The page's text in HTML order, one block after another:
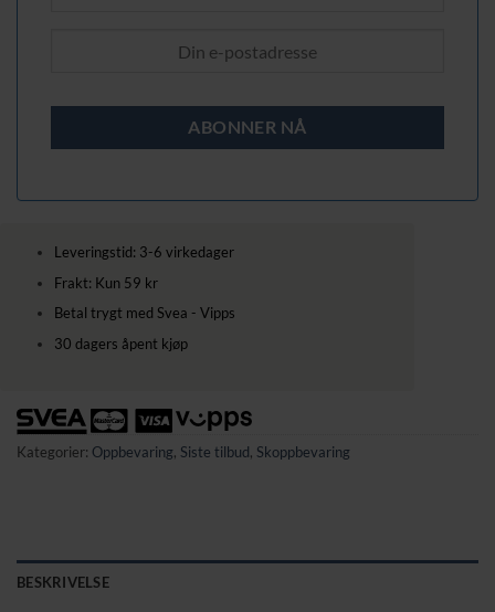
Leveringstid: 3-6 virkedager
Frakt: Kun 59 kr
Betal trygt med Svea - Vipps
30 dagers åpent kjøp
Kategorier: Oppbevaring, Siste tilbud, Skoppbevaring
BESKRIVELSE